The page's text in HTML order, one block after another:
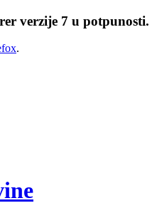
verzije 7 u potpunosti.
.